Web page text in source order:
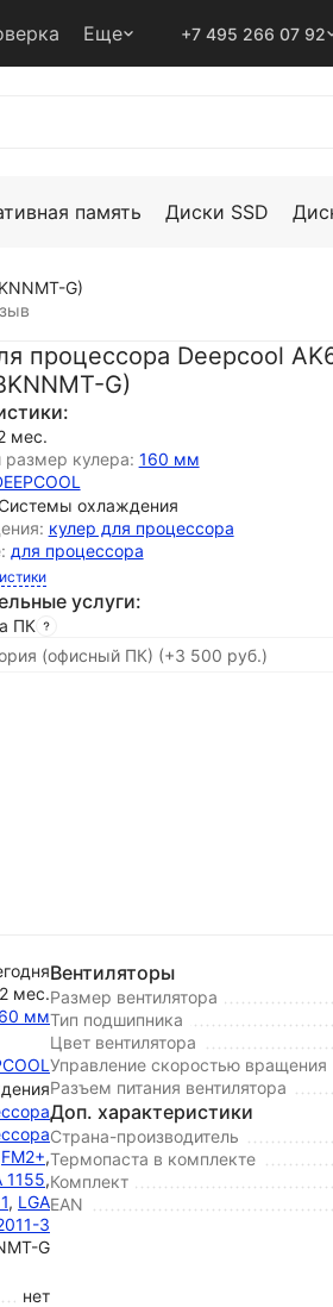
Еще +7 495 266 07 92
память Диски SSD
G)
процессора Deepcool
G)
мес.
кулера: 160 мм
Системы охлаждения
кулер для процессора
для процессора
услуги:
ПК
мес.
мм
FM2+,
1155,
, LGA
3
G
нет
Вентиляторы
Размер вентилятора
Тип подшипника
Цвет вентилятора
Управление скоростью вращения
Разъем питания вентилятора
Доп. характеристики
Страна-производитель
Термопаста в комплекте
Комплект
EAN